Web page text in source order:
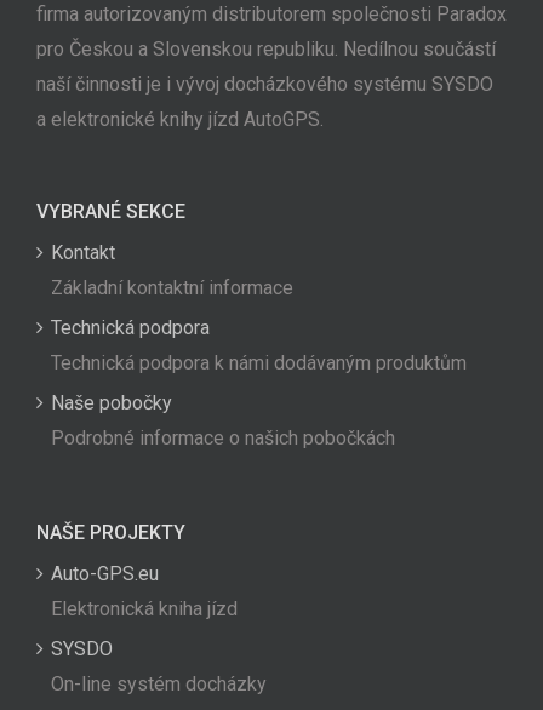
firma autorizovaným distributorem společnosti Paradox
pro Českou a Slovenskou republiku. Nedílnou součástí
naší činnosti je i vývoj docházkového systému SYSDO
a elektronické knihy jízd AutoGPS.
VYBRANÉ SEKCE
Kontakt
Základní kontaktní informace
Technická podpora
Technická podpora k námi dodávaným produktům
Naše pobočky
Podrobné informace o našich pobočkách
NAŠE PROJEKTY
Auto-GPS.eu
Elektronická kniha jízd
SYSDO
On-line systém docházky